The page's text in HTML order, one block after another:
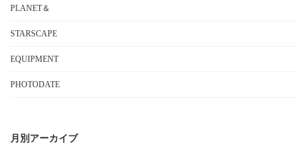
PLANET＆
STARSCAPE
EQUIPMENT
PHOTODATE
月別アーカイブ